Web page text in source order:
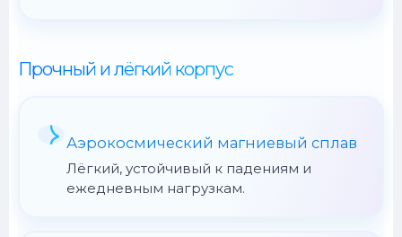
Прочный и лёгкий корпус
Аэрокосмический магниевый сплав
Лёгкий, устойчивый к падениям и
ежедневным нагрузкам.